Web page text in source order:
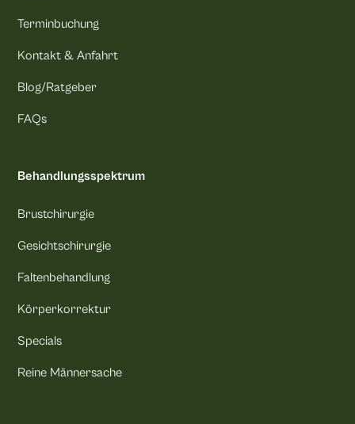
Terminbuchung
Kontakt & Anfahrt
Blog/Ratgeber
FAQs
Behandlungsspektrum
Brustchirurgie
Gesichtschirurgie
Faltenbehandlung
Körperkorrektur
Specials
Reine Männersache